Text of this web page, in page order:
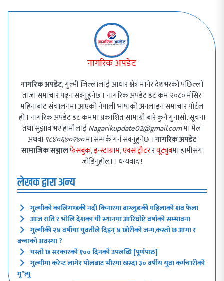
नागरिक अपडेट
नागरिक अपडेट, गुल्मी जिल्लालाई आधार क्षेत्र मानेर देशभरको पछिल्लो
ताजा समाचार पढ्न सक्नुहुनेछ । नागरिक अपडेट डट कम २०८० मंसिर
महिनाबाट संचालनमा आएको नेपाली भाषाको अनलाइन समाचार पोर्टल
हो । नागरिक अपडेट डट कममा प्रकाशित सामाग्री बारे कुनै गुनासो, सूचना
तथा सुझाव भए हामीलाईNagarikupdate02@gmail.comमा मेल
अथवा ९८४०६७०२७०मा सम्पर्क गर्न सक्नुहुनेछ । नागरिक अपडेट
सामाजिक सञ्जालफेसबुक,इन्स्टाग्राम,एक्स ट्वीटररयूट्युबमा हामीसंग
जोडिनुहोला । धन्यवाद !
लेखक द्वारा अन्य
गुल्मीको कालिगण्डकी नदी किनारमा बाग्लुङकी महिलाको शव फेला
आज राति र भोलि देशका यी स्थानमा आरिघोप्टे वर्षाको सम्भावना
गुल्मीकी २४ वर्षीया युवतीले दिइन् ४ छोरीको जन्म,कस्तो छ आमा र
बच्चाको अवस्था ?
यस्तो छ सरकारको १०० दिनको उपलब्धि [पूर्णपाठ]
गुल्मीमा करेन्ट लागेर पोलबाट भीरमा खस्दा ३० वर्षीय युवा कर्मचारीको
मृ”त्यु